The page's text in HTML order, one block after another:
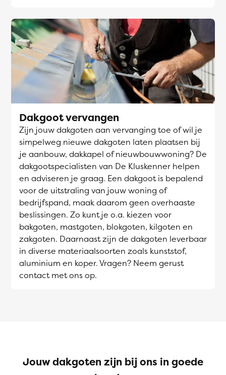
Dakgoot vervangen
Zijn jouw dakgoten aan vervanging toe of wil je
simpelweg nieuwe dakgoten laten plaatsen bij
je aanbouw, dakkapel of nieuwbouwwoning? De
dakgootspecialisten van De Kluskenner helpen
en adviseren je graag. Een dakgoot is bepalend
voor de uitstraling van jouw woning of
bedrijfspand, maak daarom geen overhaaste
beslissingen. Zo kunt je o.a. kiezen voor
bakgoten, mastgoten, blokgoten, kilgoten en
zakgoten. Daarnaast zijn de dakgoten leverbaar
in diverse materiaalsoorten zoals kunststof,
aluminium en koper. Vragen? Neem gerust
contact met ons op.
Jouw dakgoten zijn bij ons in goede